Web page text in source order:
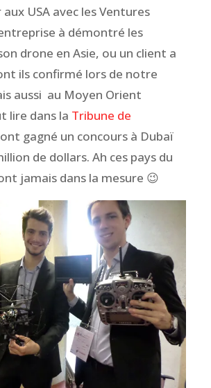
USA avec les Ventures
à démontré les
drone en Asie, ou un client a
ils confirmé lors de notre
aussi au Moyen Orient
lire dans la Tribune de
ont gagné un concours à Dubaï
de dollars. Ah ces pays du
jamais dans la mesure 😉